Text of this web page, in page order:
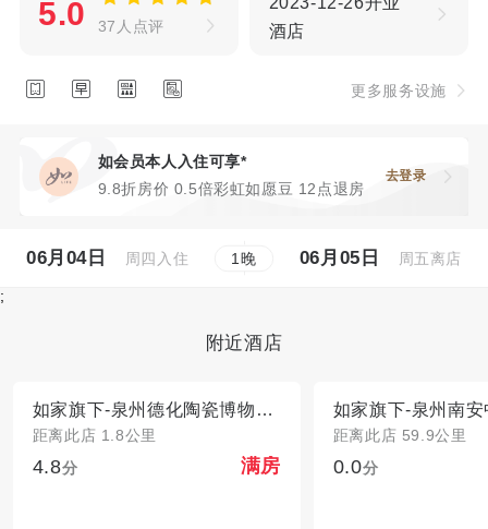
5.0 37人点评
酒店
    更多服务设施
如会员本人入住可享*
9.8折房价 0.5倍彩虹如愿豆 12点退房
去登录
06月04日 周四入住 1晚 06月05日 周五离店
;
附近酒店
如家旗下-泉州德化陶瓷博物馆睿柏·云酒店
距离此店 1.8公里
4.8分 满房
距离此店 59.9公里
0.0分